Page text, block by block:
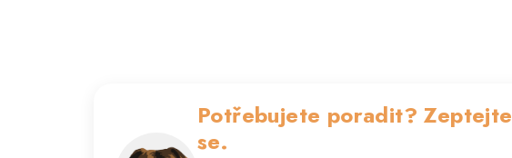
Potřebujete poradit? Zeptejte
se.